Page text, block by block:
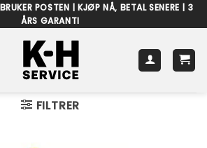
POSTEN | KJØP NÅ, BETAL SENERE | 3
ÅRS GARANTI
FILTRER